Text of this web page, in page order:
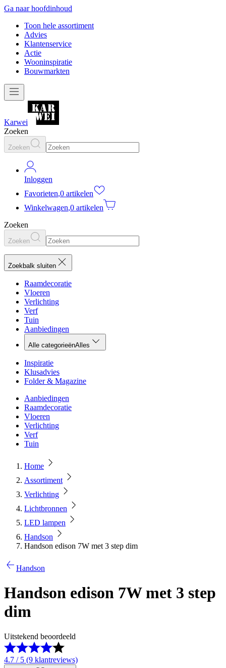
Ga naar hoofdinhoud
Toon hele assortiment
Advies
Klantenservice
Actie
Wooninspiratie
Bouwmarkten
Karwei
Zoeken
Zoeken
Inloggen
Favorieten,0 artikelen
Winkelwagen,0 artikelen
Zoeken
Zoeken
Zoekbalk sluiten
Raamdecoratie
Vloeren
Verlichting
Verf
Tuin
Aanbiedingen
Alle categorieënAlles
Inspiratie
Klusadvies
Folder & Magazine
Aanbiedingen
Raamdecoratie
Vloeren
Verlichting
Verf
Tuin
Home
Assortiment
Verlichting
Lichtbronnen
LED lampen
Handson
Handson edison 7W met 3 step dim
Handson
Handson edison 7W met 3 step
dim
Uitstekend beoordeeld
4.7 / 5 (9 klantreviews)